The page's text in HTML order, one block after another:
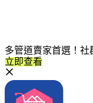
多管道賣家首選！社
立即查看